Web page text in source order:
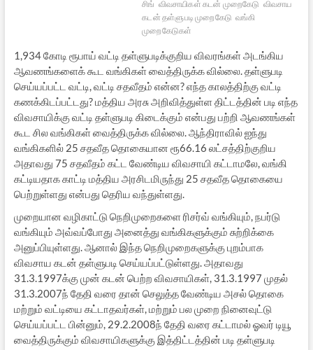
சிங் விவசாயிகள் கடன் முறைகேடு விவசாய
கடன் தள்ளுபடி முறைகேடு வங்கி
முறைகேடுகள்
1,934 கோடி ரூபாய் வட்டி தள்ளுபடிக்குறிய விவரங்கள் அடங்கிய
ஆவணங்களைக் கூட வங்கிகள் வைத்திருக்க வில்லை. தள்ளுபடி
செய்யப்பட்ட வட்டி, வட்டி சதவீதம் என்ன? எந்த காலத்திற்கு வட்டி
கணக்கிடப்பட்டது? மத்திய அரசு அறிவித்துள்ள திட்டத்தின் படி எந்த
விவசாயிக்கு வட்டி தள்ளுபடி கிடைக்கும் என்பது பற்றி ஆவணங்கள்
கூட சில வங்கிகள் வைத்திருக்க வில்லை. ஆந்திராவில் ஐந்து
வங்கிகளில் 25 சதவீத தொகையான ரூ66.16 லட்சத்திற்குறிய
அதாவது 75 சதவீதம் கட்ட வேண்டிய விவசாயி கட்டாமலே, வங்கி
கட்டியதாக காட்டி மத்திய அரசிடமிருந்து 25 சதவீத தொகையை
பெற்றுள்ளது என்பது தெரிய வந்துள்ளது.
முறையான வழிகாட்டு நெறிமுறைகளை ரிசர்வ் வங்கியும், நபர்டு
வங்கியும் அவ்வப்போது அனைத்து வங்கிகளுக்கும் சுற்றிக்கை
அனுப்பியுள்ளது. ஆனால் இந்த நெறிமுறைகளுக்கு புறம்பாக
விவசாய கடன் தள்ளுபடி செய்யப்பட்டுள்ளது. அதாவது
31.3.1997க்கு முன் கடன் பெற்ற விவசாயிகள், 31.3.1997 முதல்
31.3.2007ந் தேதி வரை தான் செலுத்த வேண்டிய அசல் தொகை
மற்றும் வட்டியை கட்டாதவர்கள், மற்றும் பல முறை நினைவுட்டு
செய்யப்பட்ட பின்னும், 29.2.2008ந் தேதி வரை கட்டாமல் ஓவர் டியூ
வைத்திருக்கும் விவசாயிகளுக்கு இத்திட்டத்தின் படி தள்ளுபடி